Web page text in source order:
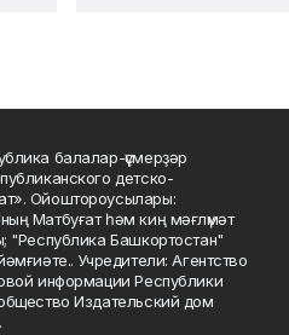
балалар-үҫмерҙәр
детско-
Ойоштороусылары:
Матбуғат һәм киң мәғлүмәт
"Республика Башкортостан"
Учредители: Агентство
информации Республики
Издательский дом